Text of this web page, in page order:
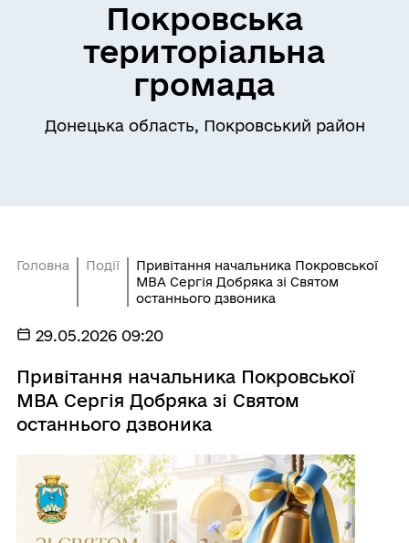
Покровська
територіальна
громада
Донецька область, Покровський район
Головна Події
Привітання начальника Покровської
МВА Сергія Добряка зі Святом
останнього дзвоника
29.05.2026 09:20
Привітання начальника Покровської
МВА Сергія Добряка зі Святом
останнього дзвоника